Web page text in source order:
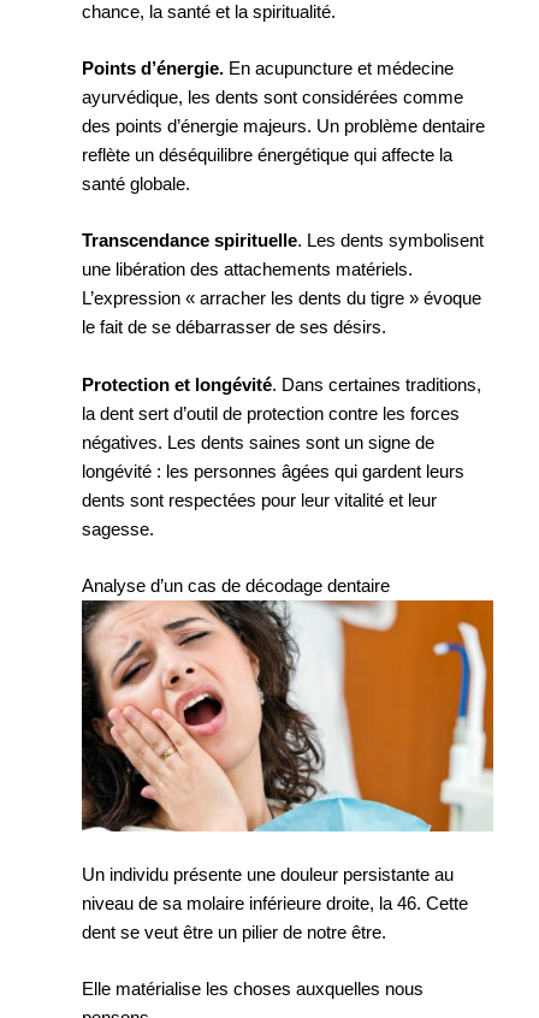
chance, la santé et la spiritualité.
Points d’énergie.En acupuncture et médecine
ayurvédique, les dents sont considérées comme
des points d’énergie majeurs. Un problème dentaire
reflète un déséquilibre énergétique qui affecte la
santé globale.
Transcendance spirituelle. Les dents symbolisent
une libération des attachements matériels.
L’expression « arracher les dents du tigre » évoque
le fait de se débarrasser de ses désirs.
Protection et longévité. Dans certaines traditions,
la dent sert d’outil de protection contre les forces
négatives. Les dents saines sont un signe de
longévité : les personnes âgées qui gardent leurs
dents sont respectées pour leur vitalité et leur
sagesse.
Analyse d’un cas de décodage dentaire
Un individu présente une douleur persistante au
niveau de sa molaire inférieure droite, la 46. Cette
dent se veut être un pilier de notre être.
Elle matérialise les choses auxquelles nous